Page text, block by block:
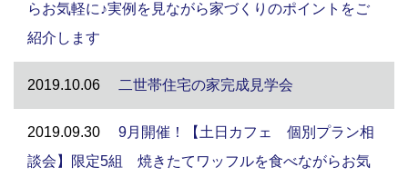
らお気軽に♪実例を見ながら家づくりのポイントをご
紹介します
2019.10.06 二世帯住宅の家完成見学会
2019.09.30
9月開催！【土日カフェ 個別プラン相
談会】限定5組 焼きたてワッフルを食べながらお気